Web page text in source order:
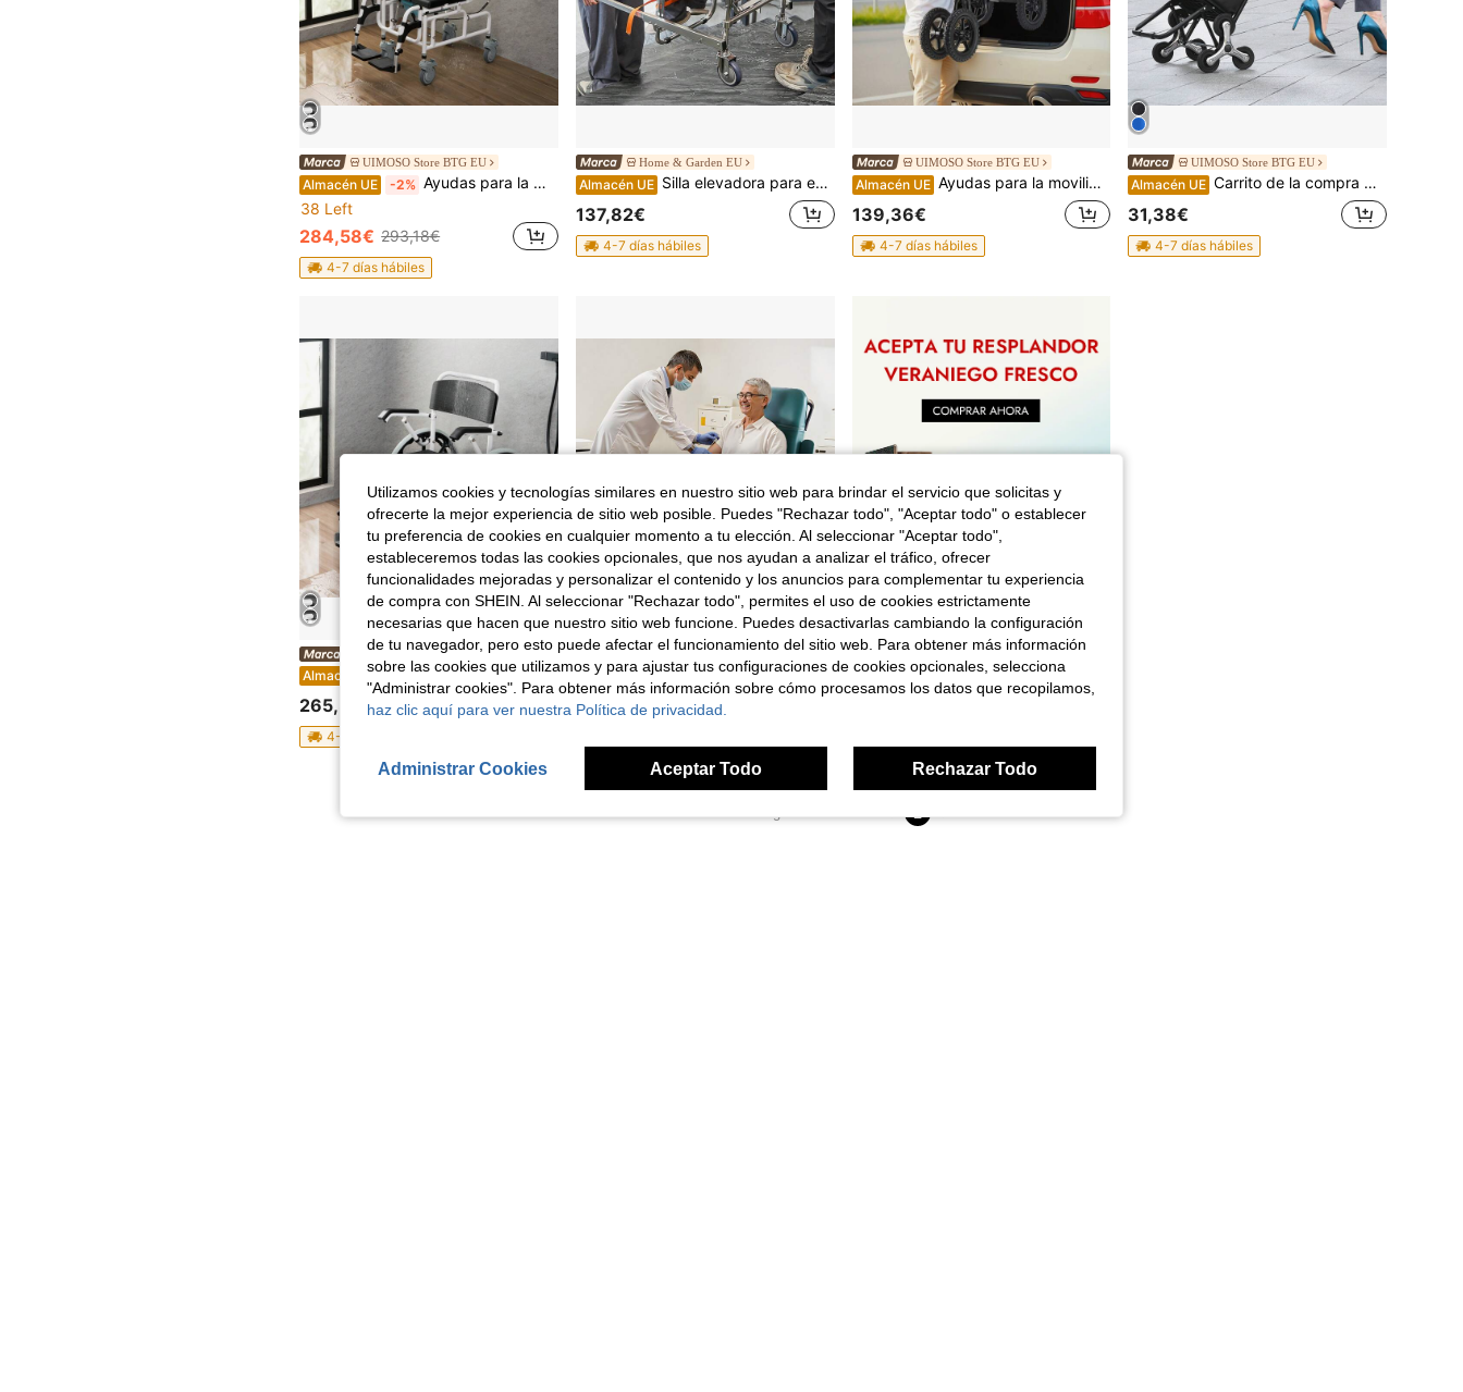
UIMOSO Store BTG EU
Almacén UE -2% Ayudas para la movilidad, sillas de ruedas
38 Left
284,58€ 293,18€
4-7 días hábiles
Home & Garden EU
Almacén UE Silla elevadora para escaleras de emergencia, capacidad de carga de 159 kg (350 lbs), silla de ruedas plegable de aluminio para subir escaleras con 2 ruedas, silla elevadora portátil para ambulancias, bomberos y evacuación, ideal para personas mayores y discapacitadas.
137,82€
4-7 días hábiles
UIMOSO Store BTG EU
Almacén UE Ayudas para la movilidad, sillas de ruedas
139,36€
4-7 días hábiles
UIMOSO Store BTG EU
Almacén UE Carrito de la compra plegable, 450x350x965 mm, carretilla de mano de 6 ruedas para subir escaleras, bolsa de almacenamiento de tela Oxford, para compras, oficina, mudanzas, transporte, uso exterior, lavandería, negro.
31,38€
4-7 días hábiles
UIMOSO Store BTG EU
Almacén UE Ayudas para la movilidad, sillas de ruedas
265,36€
4-7 días hábiles
UIMOSO Store BTG EU
Almacén UE -2%
Ayudas para la movilidad, sillas de ruedas
24 Left
Utilizamos cookies y tecnologías similares en nuestro sitio web para brindar el servicio que solicitas y
ofrecerte la mejor experiencia de sitio web posible. Puedes "Rechazar todo", "Aceptar todo" o establecer
tu preferencia de cookies en cualquier momento a tu elección. Al seleccionar "Aceptar todo",
estableceremos todas las cookies opcionales, que nos ayudan a analizar el tráfico, ofrecer
funcionalidades mejoradas y personalizar el contenido y los anuncios para complementar tu experiencia
de compra con SHEIN. Al seleccionar "Rechazar todo", permites el uso de cookies estrictamente
necesarias que hacen que nuestro sitio web funcione. Puedes desactivarlas cambiando la configuración
de tu navegador, pero esto puede afectar el funcionamiento del sitio web. Para obtener más información
sobre las cookies que utilizamos y para ajustar tus configuraciones de cookies opcionales, selecciona
"Administrar cookies". Para obtener más información sobre cómo procesamos los datos que recopilamos,
haz clic aquí para ver nuestra Política de privacidad.
Administrar Cookies Aceptar Todo Rechazar Todo